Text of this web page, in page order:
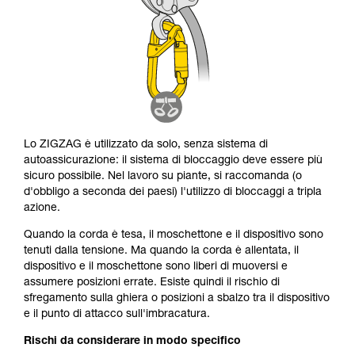
Lo ZIGZAG è utilizzato da solo, senza sistema di
autoassicurazione: il sistema di bloccaggio deve essere più
sicuro possibile. Nel lavoro su piante, si raccomanda (o
d'obbligo a seconda dei paesi) l'utilizzo di bloccaggi a tripla
azione.
Quando la corda è tesa, il moschettone e il dispositivo sono
tenuti dalla tensione. Ma quando la corda è allentata, il
dispositivo e il moschettone sono liberi di muoversi e
assumere posizioni errate. Esiste quindi il rischio di
sfregamento sulla ghiera o posizioni a sbalzo tra il dispositivo
e il punto di attacco sull'imbracatura.
Rischi da considerare in modo specifico